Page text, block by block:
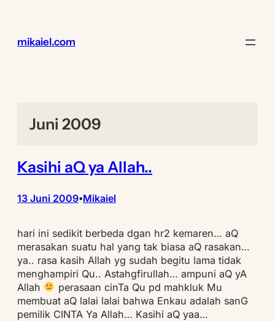
konten
mikaiel.com
Juni 2009
Kasihi aQ ya Allah..
13 Juni 2009•Mikaiel
hari ini sedikit berbeda dgan hr2 kemaren… aQ
merasakan suatu hal yang tak biasa aQ rasakan…
ya.. rasa kasih Allah yg sudah begitu lama tidak
menghampiri Qu.. Astahgfirullah… ampuni aQ yA
Allah
perasaan cinTa Qu pd mahkluk Mu
membuat aQ lalai lalai bahwa Enkau adalah sanG
pemilik CINTA Ya Allah… Kasihi aQ yaa…